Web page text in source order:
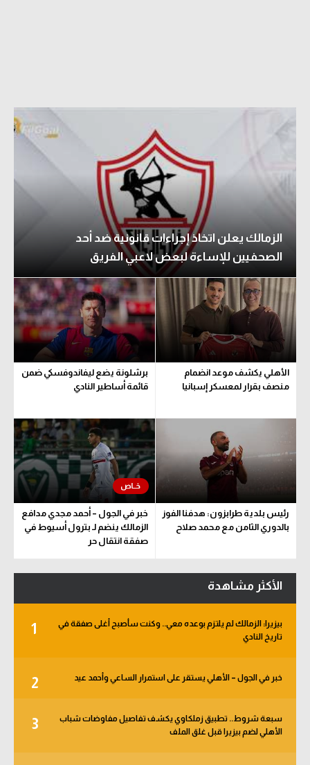
الزمالك يعلن اتخاذ إجراءات قانونية ضد أحد
الصحفيين للإساءة لبعض لاعبي الفريق
الأهلي يكشف موعد انضمام
منصف بقرار لمعسكر إسبانيا
برشلونة يضع ليفاندوفسكي ضمن
قائمة أساطير النادي
رئيس بلدية طرابزون: هدفنا الفوز
بالدوري الثامن مع محمد صلاح
خبر في الجول – أحمد مجدي مدافع
الزمالك ينضم لـ بترول أسيوط في
صفقة انتقال حر
الأكثر مشاهدة
1
بيزيرا: الزمالك لم يلتزم بوعده معي.. وكنت سأصبح أغلى صفقة في
تاريخ النادي
2 خبر في الجول – الأهلي يستقر على استمرار الساعي وأحمد عيد
3
سبعة شروط.. تطبيق زملكاوي يكشف تفاصيل مفاوضات شباب
الأهلي لضم بيزيرا قبل غلق الملف